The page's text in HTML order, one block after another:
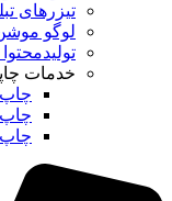
تیزرهای
لوگو
خدمات
چاپ
چاپ